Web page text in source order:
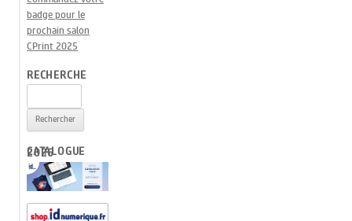
badge pour le
prochain salon
CPrint 2025
RECHERCHE
CATALOGUE 2026